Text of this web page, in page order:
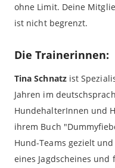
ohne Limit. Deine
ist nicht begrenzt.
Die Trainerinnen:
Tina Schnatzist
Jahren im
HundehalterInnen und
ihrem Buch
Hund-Teams gezielt
eines Jagdscheines